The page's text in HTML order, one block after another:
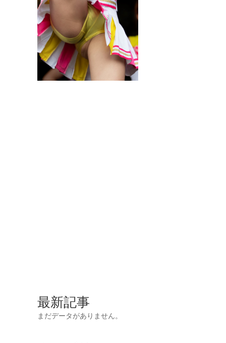
最新記事
まだデータがありません。